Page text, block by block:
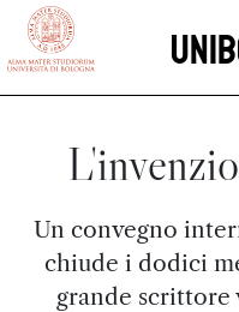
vai al contenuto della
Un convegno
chiude i dodici
grande